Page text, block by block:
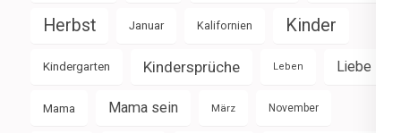
Herbst Januar Kalifornien Kinder
Kindergarten Kindersprüche Leben Liebe
Mama Mama sein März November